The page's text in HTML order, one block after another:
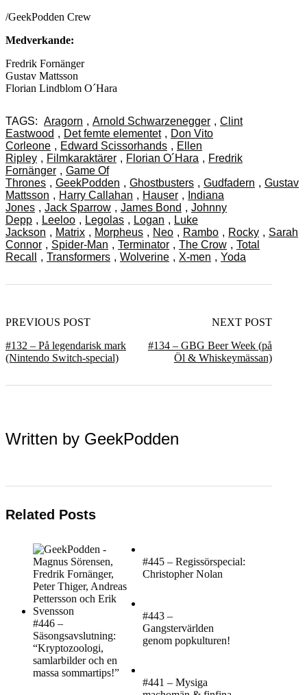
/GeekPodden Crew
Medverkande:
Fredrik Fornänger
Gustav Mattsson
Florian Lindblom O´Hara
TAGS: Aragorn , Arnold Schwarzenegger , Clint
Eastwood , Det femte elementet , Don Vito
Corleone , Edward Scissorhands , Ellen
Ripley , Filmkaraktärer , Florian O´Hara , Fredrik
Fornänger , Game Of
Thrones , GeekPodden , Ghostbusters , Gudfadern , Gustav
Mattsson , Harry Callahan , Hauser ,
Indiana
Jones , Jack Sparrow , James Bond , Johnny
Depp , Leeloo , Legolas , Logan , Luke
Jackson , Matrix , Morpheus , Neo , Rambo , Rocky , Sarah
Connor , Spider-Man , Terminator , The Crow , Total
Recall
, Transformers , Wolverine , X-men , Yoda
PREVIOUS POST
#132 – På legendarisk mark
(Nintendo Switch-special)
NEXT POST
#134 – GBG Beer Week (på
Öl & Whiskeymässan)
Written by GeekPodden
Related Posts
#446 –
Säsongsavslutning:
“Kryptozoologi,
samlarbilder och en
massa sommartips!”
#445 – Regissörspecial:
Christopher Nolan
#443 –
Gangstervärlden
genom popkulturen!
#441 – Mysiga